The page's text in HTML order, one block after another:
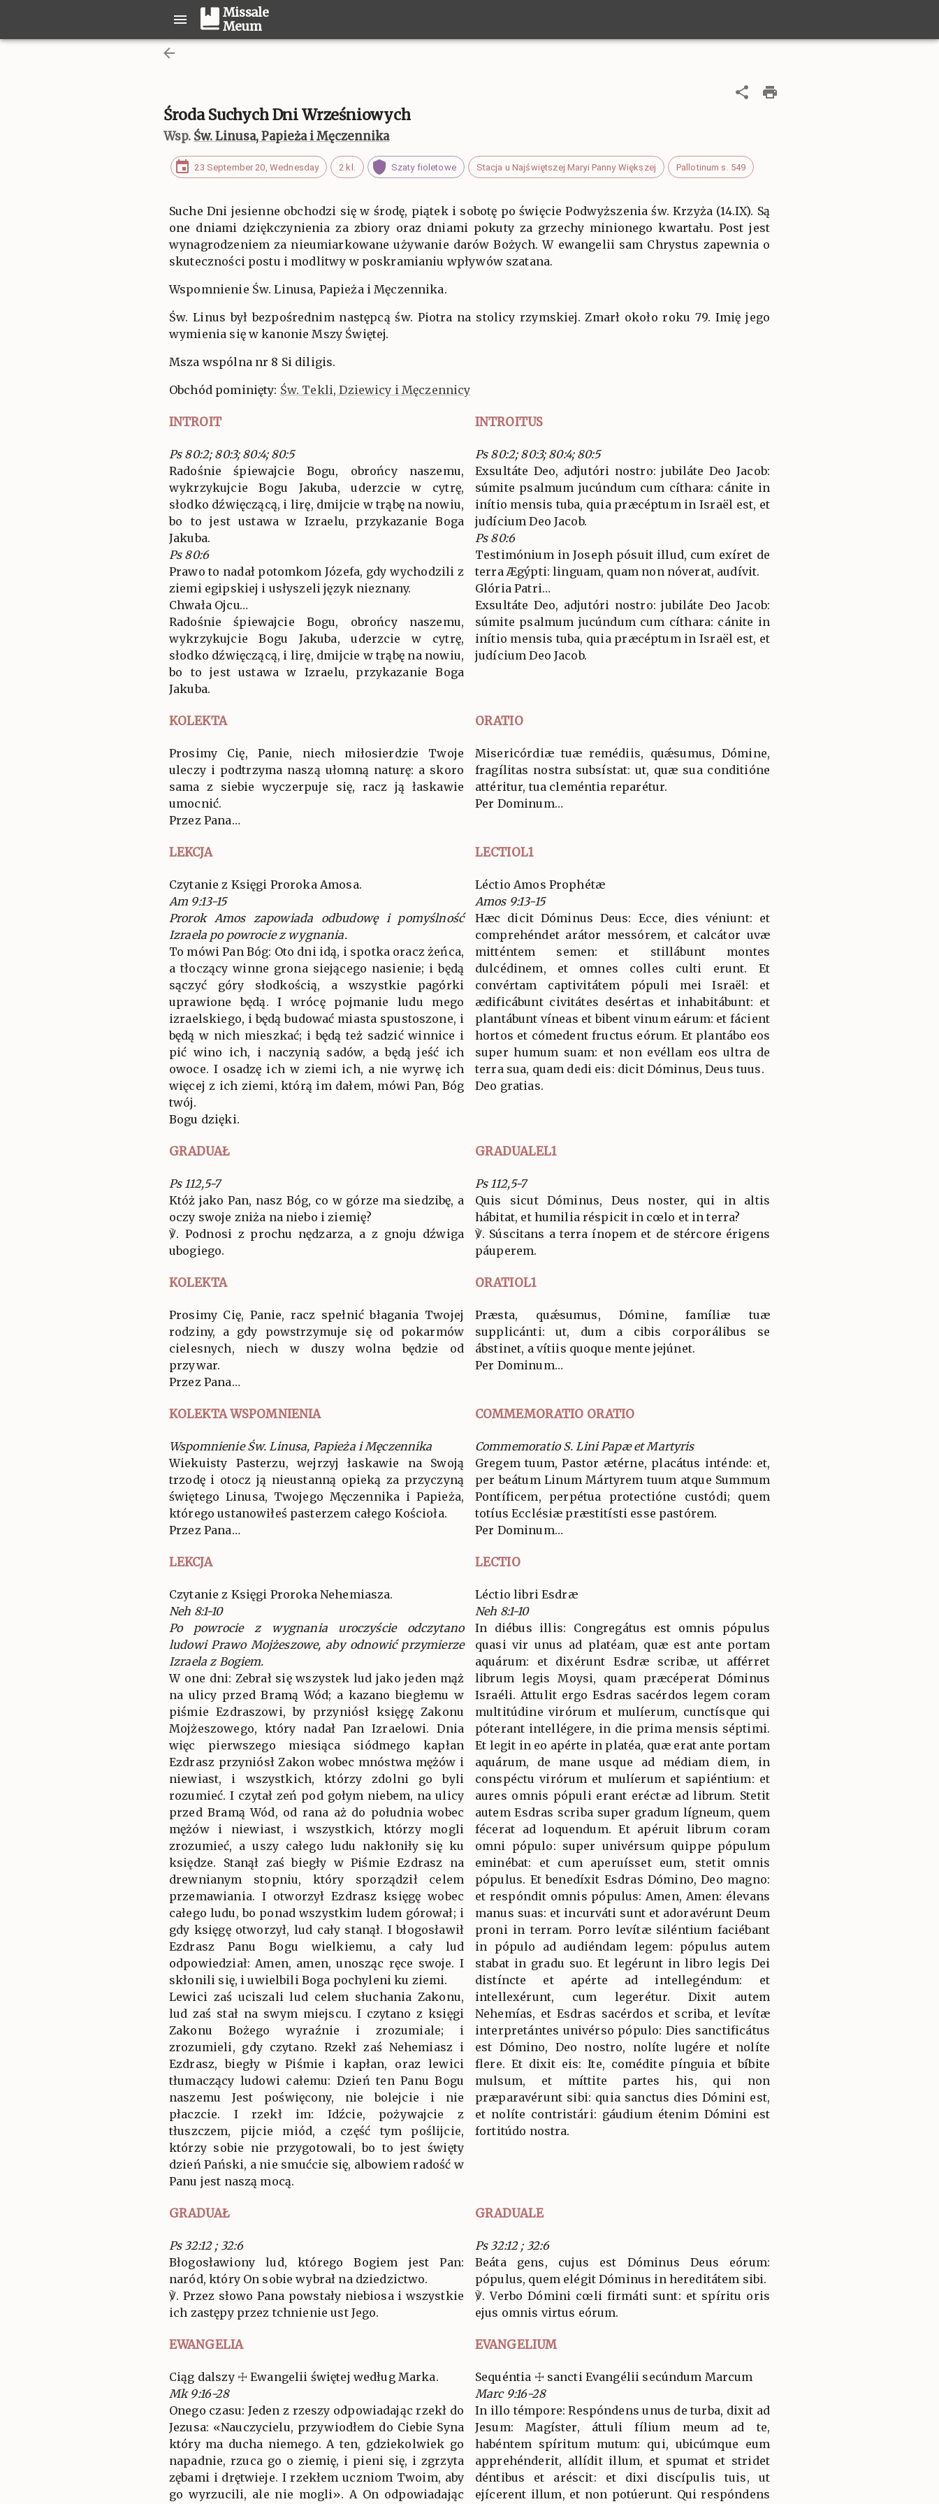
Missale
Meum
Środa Suchych Dni Wrześniowych
Wsp. Św. Linusa, Papieża i Męczennika
23 September 20, Wednesday 2 kl. Szaty fioletowe Stacja u Najświętszej Maryi Panny Większej Pallotinum s. 549
Suche Dni jesienne obchodzi się w środę, piątek i sobotę po święcie Podwyższenia św. Krzyża (14.IX). Są
one dniami dziękczynienia za zbiory oraz dniami pokuty za grzechy minionego kwartału. Post jest
wynagrodzeniem za nieumiarkowane używanie darów Bożych. W ewangelii sam Chrystus zapewnia o
skuteczności postu i modlitwy w poskramianiu wpływów szatana.
Wspomnienie Św. Linusa, Papieża i Męczennika.
Św. Linus był bezpośrednim następcą św. Piotra na stolicy rzymskiej. Zmarł około roku 79. Imię jego
wymienia się w kanonie Mszy Świętej.
Msza wspólna nr 8 Si diligis.
Obchód pominięty: Św. Tekli, Dziewicy i Męczennicy
INTROIT INTROITUS
Ps 80:2; 80:3; 80:4; 80:5
Radośnie śpiewajcie Bogu, obrońcy naszemu,
wykrzykujcie Bogu Jakuba, uderzcie w cytrę,
słodko dźwięczącą, i lirę, dmijcie w trąbę na nowiu,
bo to jest ustawa w Izraelu, przykazanie Boga
Jakuba.
Ps 80:6
Prawo to nadał potomkom Józefa, gdy wychodzili z
ziemi egipskiej i usłyszeli język nieznany.
Chwała Ojcu…
Radośnie śpiewajcie Bogu, obrońcy naszemu,
wykrzykujcie Bogu Jakuba, uderzcie w cytrę,
słodko dźwięczącą, i lirę, dmijcie w trąbę na nowiu,
bo to jest ustawa w Izraelu, przykazanie Boga
Jakuba.
Ps 80:2; 80:3; 80:4; 80:5
Exsultáte Deo, adjutóri nostro: jubiláte Deo Jacob:
súmite psalmum jucúndum cum cíthara: cánite in
inítio mensis tuba, quia præcéptum in Israël est, et
judícium Deo Jacob.
Ps 80:6
Testimónium in Joseph pósuit illud, cum exíret de
terra Ægýpti: linguam, quam non nóverat, audívit.
Glória Patri…
Exsultáte Deo, adjutóri nostro: jubiláte Deo Jacob:
súmite psalmum jucúndum cum cíthara: cánite in
inítio mensis tuba, quia præcéptum in Israël est, et
judícium Deo Jacob.
KOLEKTA ORATIO
Prosimy Cię, Panie, niech miłosierdzie Twoje
uleczy i podtrzyma naszą ułomną naturę: a skoro
sama z siebie wyczerpuje się, racz ją łaskawie
umocnić.
Przez Pana…
Misericórdiæ tuæ remédiis, quǽsumus, Dómine,
fragílitas nostra subsístat: ut, quæ sua conditióne
attéritur, tua cleméntia reparétur.
Per Dominum…
LEKCJA LECTIOL1
Czytanie z Księgi Proroka Amosa.
Am 9:13-15
Prorok Amos zapowiada odbudowę i pomyślność
Izraela po powrocie z wygnania.
To mówi Pan Bóg: Oto dni idą, i spotka oracz żeńca,
a tłoczący winne grona siejącego nasienie; i będą
sączyć góry słodkością, a wszystkie pagórki
uprawione będą. I wrócę pojmanie ludu mego
izraelskiego, i będą budować miasta spustoszone, i
będą w nich mieszkać; i będą też sadzić winnice i
pić wino ich, i naczynią sadów, a będą jeść ich
owoce. I osadzę ich w ziemi ich, a nie wyrwę ich
więcej z ich ziemi, którą im dałem, mówi Pan, Bóg
twój.
Bogu dzięki.
Léctio Amos Prophétæ
Amos 9:13-15
Hæc dicit Dóminus Deus: Ecce, dies véniunt: et
comprehéndet arátor messórem, et calcátor uvæ
mitténtem semen: et stillábunt montes
dulcédinem, et omnes colles culti erunt. Et
convértam captivitátem pópuli mei Israël: et
ædificábunt civitátes desértas et inhabitábunt: et
plantábunt víneas et bibent vinum eárum: et fácient
hortos et cómedent fructus eórum. Et plantábo eos
super humum suam: et non evéllam eos ultra de
terra sua, quam dedi eis: dicit Dóminus, Deus tuus.
Deo gratias.
GRADUAŁ GRADUALEL1
Ps 112,5-7
Któż jako Pan, nasz Bóg, co w górze ma siedzibę, a
oczy swoje zniża na niebo i ziemię?
℣. Podnosi z prochu nędzarza, a z gnoju dźwiga
ubogiego.
Ps 112,5-7
Quis sicut Dóminus, Deus noster, qui in altis
hábitat, et humilia réspicit in cœlo et in terra?
℣. Súscitans a terra ínopem et de stércore érigens
páuperem.
KOLEKTA ORATIOL1
Prosimy Cię, Panie, racz spełnić błagania Twojej
rodziny, a gdy powstrzymuje się od pokarmów
cielesnych, niech w duszy wolna będzie od
przywar.
Przez Pana…
Præsta, quǽsumus, Dómine, famíliæ tuæ
supplicánti: ut, dum a cibis corporálibus se
ábstinet, a vítiis quoque mente jejúnet.
Per Dominum…
KOLEKTA WSPOMNIENIA COMMEMORATIO ORATIO
Wspomnienie Św. Linusa, Papieża i Męczennika
Wiekuisty Pasterzu, wejrzyj łaskawie na Swoją
trzodę i otocz ją nieustanną opieką za przyczyną
świętego Linusa, Twojego Męczennika i Papieża,
którego ustanowiłeś pasterzem całego Kościoła.
Przez Pana…
Commemoratio S. Lini Papæ et Martyris
Gregem tuum, Pastor ætérne, placátus inténde: et,
per beátum Linum Mártyrem tuum atque Summum
Pontíficem, perpétua protectióne custódi; quem
totíus Ecclésiæ præstitísti esse pastórem.
Per Dominum…
LEKCJA LECTIO
Czytanie z Księgi Proroka Nehemiasza.
Neh 8:1-10
Po powrocie z wygnania uroczyście odczytano
ludowi Prawo Mojżeszowe, aby odnowić przymierze
Izraela z Bogiem.
W one dni: Zebrał się wszystek lud jako jeden mąż
na ulicy przed Bramą Wód; a kazano biegłemu w
piśmie Ezdraszowi, by przyniósł księgę Zakonu
Mojżeszowego, który nadał Pan Izraelowi. Dnia
więc pierwszego miesiąca siódmego kapłan
Ezdrasz przyniósł Zakon wobec mnóstwa mężów i
niewiast, i wszystkich, którzy zdolni go byli
rozumieć. I czytał zeń pod gołym niebem, na ulicy
przed Bramą Wód, od rana aż do południa wobec
mężów i niewiast, i wszystkich, którzy mogli
zrozumieć, a uszy całego ludu nakłoniły się ku
księdze. Stanął zaś biegły w Piśmie Ezdrasz na
drewnianym stopniu, który sporządził celem
przemawiania. I otworzył Ezdrasz księgę wobec
całego ludu, bo ponad wszystkim ludem górował; i
gdy księgę otworzył, lud cały stanął. I błogosławił
Ezdrasz Panu Bogu wielkiemu, a cały lud
odpowiedział: Amen, amen, unosząc ręce swoje. I
skłonili się, i uwielbili Boga pochyleni ku ziemi.
Lewici zaś uciszali lud celem słuchania Zakonu,
lud zaś stał na swym miejscu. I czytano z księgi
Zakonu Bożego wyraźnie i zrozumiale; i
zrozumieli, gdy czytano. Rzekł zaś Nehemiasz i
Ezdrasz, biegły w Piśmie i kapłan, oraz lewici
tłumaczący ludowi całemu: Dzień ten Panu Bogu
naszemu Jest poświęcony, nie bolejcie i nie
płaczcie. I rzekł im: Idźcie, pożywajcie z
tłuszczem, pijcie miód, a część tym poślijcie,
którzy sobie nie przygotowali, bo to jest święty
dzień Pański, a nie smućcie się, albowiem radość w
Panu jest naszą mocą.
Léctio libri Esdræ
Neh 8:1-10
In diébus illis: Congregátus est omnis pópulus
quasi vir unus ad platéam, quæ est ante portam
aquárum: et dixérunt Esdræ scribæ, ut afférret
librum legis Moysi, quam præcéperat Dóminus
Israéli. Attulit ergo Esdras sacérdos legem coram
multitúdine virórum et mulíerum, cunctísque qui
póterant intellégere, in die prima mensis séptimi.
Et legit in eo apérte in platéa, quæ erat ante portam
aquárum, de mane usque ad médiam diem, in
conspéctu virórum et mulíerum et sapiéntium: et
aures omnis pópuli erant eréctæ ad librum. Stetit
autem Esdras scriba super gradum lígneum, quem
fécerat ad loquendum. Et apéruit librum coram
omni pópulo: super univérsum quippe pópulum
eminébat: et cum aperuísset eum, stetit omnis
pópulus. Et benedíxit Esdras Dómino, Deo magno:
et respóndit omnis pópulus: Amen, Amen: élevans
manus suas: et incurváti sunt et adoravérunt Deum
proni in terram. Porro levítæ siléntium faciébant
in pópulo ad audiéndam legem: pópulus autem
stabat in gradu suo. Et legérunt in libro legis Dei
distíncte et apérte ad intellegéndum: et
intellexérunt, cum legerétur. Dixit autem
Nehemías, et Esdras sacérdos et scriba, et levítæ
interpretántes univérso pópulo: Dies sanctificátus
est Dómino, Deo nostro, nolíte lugére et nolíte
flere. Et dixit eis: Ite, comédite pínguia et bíbite
mulsum, et míttite partes his, qui non
præparavérunt sibi: quia sanctus dies Dómini est,
et nolíte contristári: gáudium étenim Dómini est
fortitúdo nostra.
GRADUAŁ GRADUALE
Ps 32:12 ; 32:6
Błogosławiony lud, którego Bogiem jest Pan:
naród, który On sobie wybrał na dziedzictwo.
℣. Przez słowo Pana powstały niebiosa i wszystkie
ich zastępy przez tchnienie ust Jego.
Ps 32:12 ; 32:6
Beáta gens, cujus est Dóminus Deus eórum:
pópulus, quem elégit Dóminus in hereditátem sibi.
℣. Verbo Dómini cœli firmáti sunt: et spíritu oris
ejus omnis virtus eórum.
EWANGELIA EVANGELIUM
Ciąg dalszy ☩ Ewangelii świętej według Marka.
Mk 9:16-28
Onego czasu: Jeden z rzeszy odpowiadając rzekł do
Jezusa: «Nauczycielu, przywiodłem do Ciebie Syna
który ma ducha niemego. A ten, gdziekolwiek go
napadnie, rzuca go o ziemię, i pieni się, i zgrzyta
zębami i drętwieje. I rzekłem uczniom Twoim, aby
go wyrzucili, ale nie mogli». A On odpowiadając
Sequéntia ☩ sancti Evangélii secúndum Marcum
Marc 9:16-28
In illo témpore: Respóndens unus de turba, dixit ad
Jesum: Magíster, áttuli fílium meum ad te,
habéntem spíritum mutum: qui, ubicúmque eum
apprehénderit, allídit illum, et spumat et stridet
déntibus et aréscit: et dixi discípulis tuis, ut
ejícerent illum, et non potúerunt. Qui respóndens